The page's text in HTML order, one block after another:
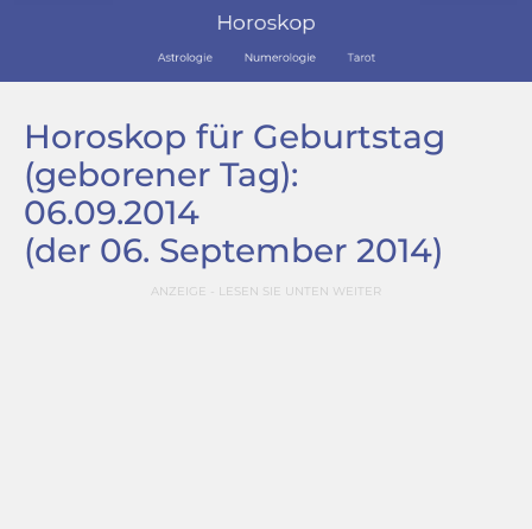
Horoskop für Geburtstag
(geborener Tag):
06.09.2014
(der 06. September 2014)
ANZEIGE - LESEN SIE UNTEN WEITER